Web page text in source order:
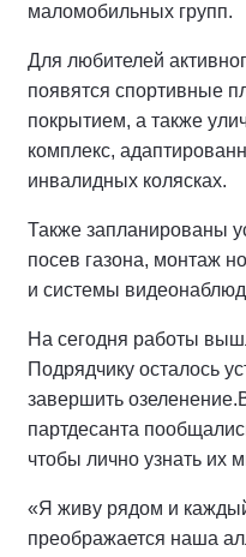
маломобильных групп.
Для любителей
появятся спортивные
покрытием, а также
комплекс,
инвалидных колясках.
Также запланированы
посев газона, монтаж
и системы
На сегодня работы
Подрядчику осталось
завершить озеленение.
партдесанта
чтобы лично узнать их
«Я живу рядом и
преображается наша